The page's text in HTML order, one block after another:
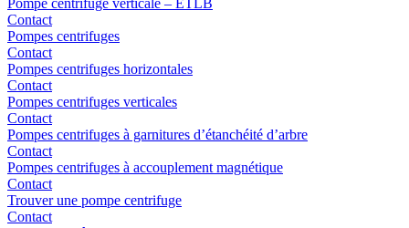
Pompe centrifuge verticale – ETLB
Contact
Pompes centrifuges
Contact
Pompes centrifuges horizontales
Contact
Pompes centrifuges verticales
Contact
Pompes centrifuges à garnitures d’étanchéité d’arbre
Contact
Pompes centrifuges à accouplement magnétique
Contact
Trouver une pompe centrifuge
Contact